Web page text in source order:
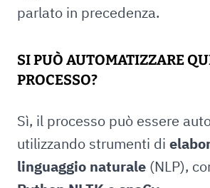
parlato in precedenza.
SI PUÒ AUTOMATIZZARE
PROCESSO?
Sì, il processo può essere
utilizzando strumenti di
linguaggio naturale (NLP),